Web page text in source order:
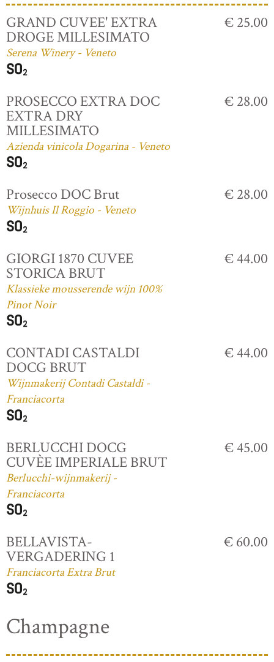
GRAND CUVEE' EXTRA
DROGE MILLESIMATO
Serena Winery - Veneto
€ 25.00
PROSECCO EXTRA DOC
EXTRA DRY
MILLESIMATO
Azienda vinicola Dogarina - Veneto
€ 28.00
Prosecco DOC Brut
Wijnhuis Il Roggio - Veneto
€ 28.00
GIORGI 1870 CUVEE
STORICA BRUT
Klassieke mousserende wijn 100%
Pinot Noir
€ 44.00
CONTADI CASTALDI
DOCG BRUT
Wijnmakerij Contadi Castaldi -
Franciacorta
€ 44.00
BERLUCCHI DOCG
CUVÈE IMPERIALE BRUT
Berlucchi-wijnmakerij -
Franciacorta
€ 45.00
BELLAVISTA-
VERGADERING 1
Franciacorta Extra Brut
€ 60.00
Champagne